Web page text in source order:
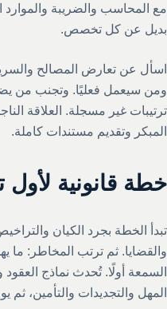
مع المحاسب والضريبة والموارد
بديل عن كل تخصص.
اسأل عن تعارض المصالح
ومن سيعمل فعليًا. وتجنب من
ترتيبات غير مسجلة. العلاقة
المبكر وتقديم مستندات كاملة.
خطة قانونية لأول
تبدأ الخطة بجرد الكيان
والقضايا. ثم ترتب المخاطر: ما
السمعة أولًا. تُحدث نماذج
المهل والتجديدات والتأمين، ثم